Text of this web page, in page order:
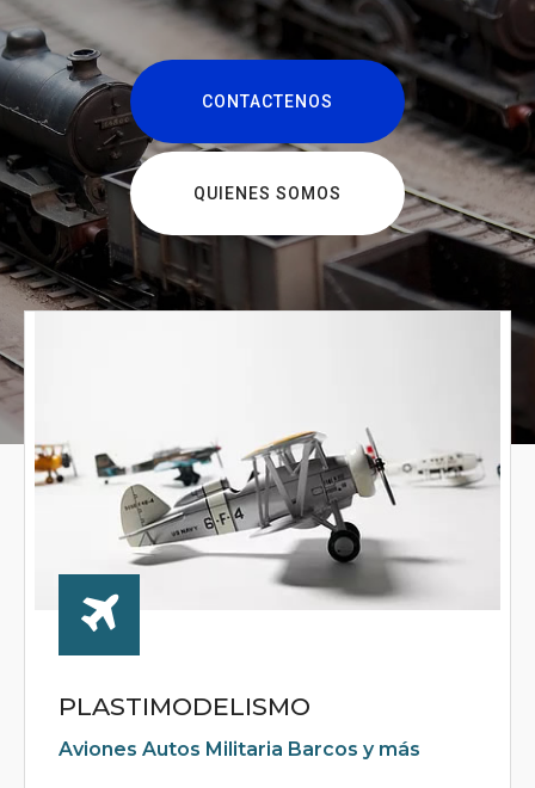
CONTACTENOS
QUIENES SOMOS
PLASTIMODELISMO
Aviones Autos Militaria Barcos y más